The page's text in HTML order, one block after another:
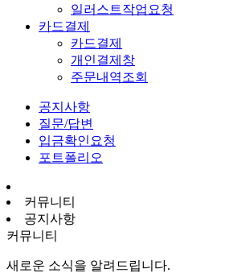
일러스트작업요청
카드결제
카드결제
개인결제창
주문내역조회
공지사항
질문/답변
입금확인요청
포트폴리오
커뮤니티
공지사항
커뮤니티
새로운 소식을 알려드립니다.